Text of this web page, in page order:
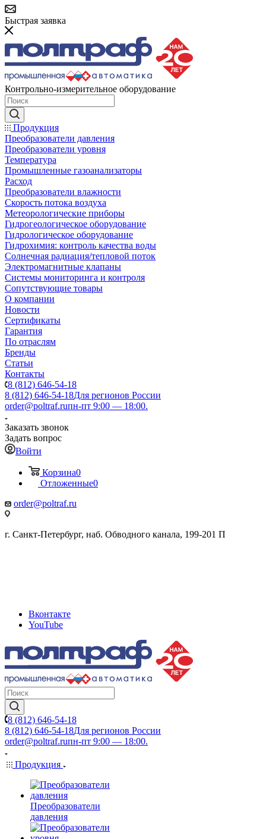
Быстрая заявка
Контрольно-измерительное оборудование
Продукция
Преобразователи давления
Преобразователи уровня
Температура
Промышленные газоанализаторы
Расход
Преобразователи влажности
Скорость потока воздуха
Метеорологические приборы
Гидрогеологическое оборудование
Гидрологическое оборудование
Гидрохимия: контроль качества воды
Солнечная радиация/тепловой поток
Электромагнитные клапаны
Системы мониторинга и контроля
Сопутствующие товары
О компании
Новости
Сертификаты
Гарантия
По отраслям
Бренды
Статьи
Контакты
8 (812) 646-54-18
8 (812) 646-54-18Для регионов России
order@poltraf.ruпн-пт 9:00 — 18:00.
Заказать звонок
Задать вопрос
Войти
Корзина0
Отложенные0
order@poltraf.ru
г. Санкт-Петербург, наб. Обводного канала, 199-201 П
Вконтакте
YouTube
8 (812) 646-54-18
8 (812) 646-54-18Для регионов России
order@poltraf.ruпн-пт 9:00 — 18:00.
Продукция
Преобразователи
давления